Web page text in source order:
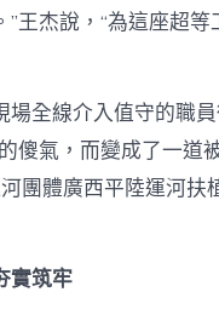
杰說，“為這座超等
場全線介入值守的職
傻氣，而變成了一道
團體廣西平陸運河
實筑牢